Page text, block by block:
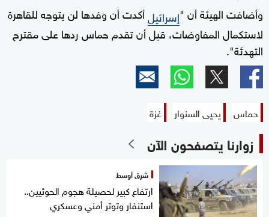
وأضافت الهيئة أن "إسرائيلأكدت أن وفدها لن يتوجه للقاهرة
لاستكمال المفاوضات، قبل أن تقدم حماس ردها على مقترح
التهدئة".
حماس يحيى السنوار غزة
زوارنا يتصفحون الآن
شرق أوسط
ارتفاع كبير لحصيلة هجوم الحوثيين..
استنفار وتوتر أمني وعسكري